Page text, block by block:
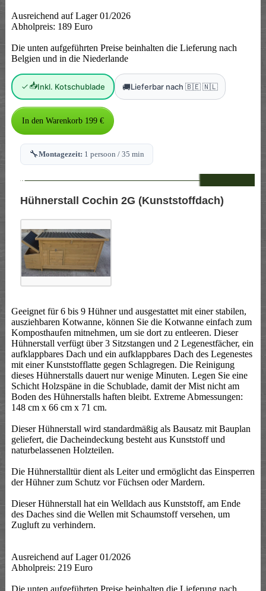
Ausreichend auf Lager 01/2026
Abholpreis: 189 Euro
Die unten aufgeführten Preise beinhalten die Lieferung nach
Belgien und in die Niederlande
📥Inkl. Kotschublade 🚚Lieferbar nach 🇧🇪 🇳🇱
🔧Montagezeit: 1 persoon / 35 min
--
Hühnerstall Cochin 2G (Kunststoffdach)
Geeignet für 6 bis 9 Hühner und ausgestattet mit einer stabilen,
ausziehbaren Kotwanne, können Sie die Kotwanne einfach zum
Komposthaufen mitnehmen, um sie dort zu entleeren. Dieser
Hühnerstall verfügt über 3 Sitzstangen und 2 Legenestfächer, ein
aufklappbares Dach und ein aufklappbares Dach des Legenestes
mit einer Kunststofflatte gegen Schlagregen. Die Reinigung
dieses Hühnerstalls dauert nur wenige Minuten. Legen Sie eine
Schicht Holzspäne in die Schublade, damit der Mist nicht am
Boden des Hühnerstalls haften bleibt. Extreme Abmessungen:
148 cm x 66 cm x 71 cm.
Dieser Hühnerstall wird standardmäßig als Bausatz mit Bauplan
geliefert, die Dacheindeckung besteht aus Kunststoff und
naturbelassenen Holzteilen.
Die Hühnerstalltür dient als Leiter und ermöglicht das Einsperren
der Hühner zum Schutz vor Füchsen oder Mardern.
Dieser Hühnerstall hat ein Welldach aus Kunststoff, am Ende
des Daches sind die Wellen mit Schaumstoff versehen, um
Zugluft zu verhindern.
Ausreichend auf Lager 01/2026
Abholpreis: 219 Euro
Die unten aufgeführten Preise beinhalten die Lieferung nach